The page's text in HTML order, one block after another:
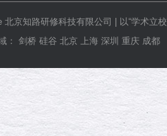
京知路研修科技有限公司 | 以“学术立
域： 剑桥 硅谷 北京 上海 深圳 重庆